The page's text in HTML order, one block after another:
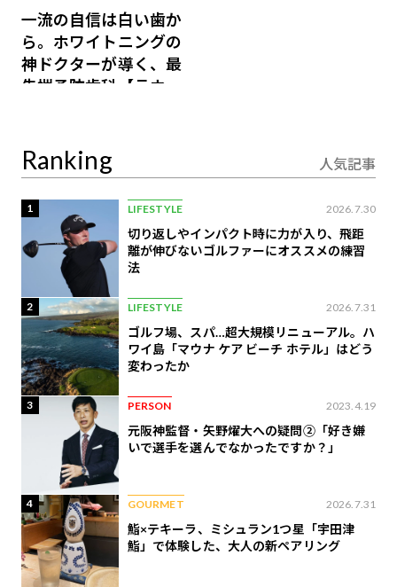
一流の自信は白い歯か
ら。ホワイトニングの
神ドクターが導く、最
先端予防歯科【ラウン
Ranking 人気記事
1 LIFESTYLE 2026.7.30
切り返しやインパクト時に力が入り、飛距
離が伸びないゴルファーにオススメの練習
法
2 LIFESTYLE 2026.7.31
ゴルフ場、スパ…超大規模リニューアル。ハ
ワイ島「マウナ ケア ビーチ ホテル」はどう
変わったか
3 PERSON 2023.4.19
元阪神監督・矢野燿大への疑問②「好き嫌
いで選手を選んでなかったですか？」
4 GOURMET 2026.7.31
鮨×テキーラ、ミシュラン1つ星「宇田津
鮨」で体験した、大人の新ペアリング